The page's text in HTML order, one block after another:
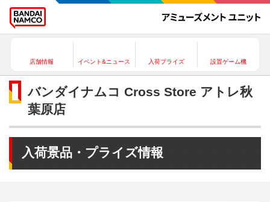
店舗情報 イベント&ニュース 入荷プライズ 設置ゲーム機
バンダイナムコ Cross Store アトレ秋
葉原店
入荷景品・プライズ情報